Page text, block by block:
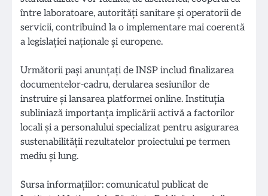
între laboratoare, autorităţi sanitare şi operatorii de
servicii, contribuind la o implementare mai coerentă
a legislaţiei naţionale şi europene.
Următorii paşi anunţaţi de INSP includ finalizarea
documentelor-cadru, derularea sesiunilor de
instruire şi lansarea platformei online. Instituția
subliniază importanţa implicării activă a factorilor
locali şi a personalului specializat pentru asigurarea
sustenabilităţii rezultatelor proiectului pe termen
mediu şi lung.
Sursa informațiilor: comunicatul publicat de